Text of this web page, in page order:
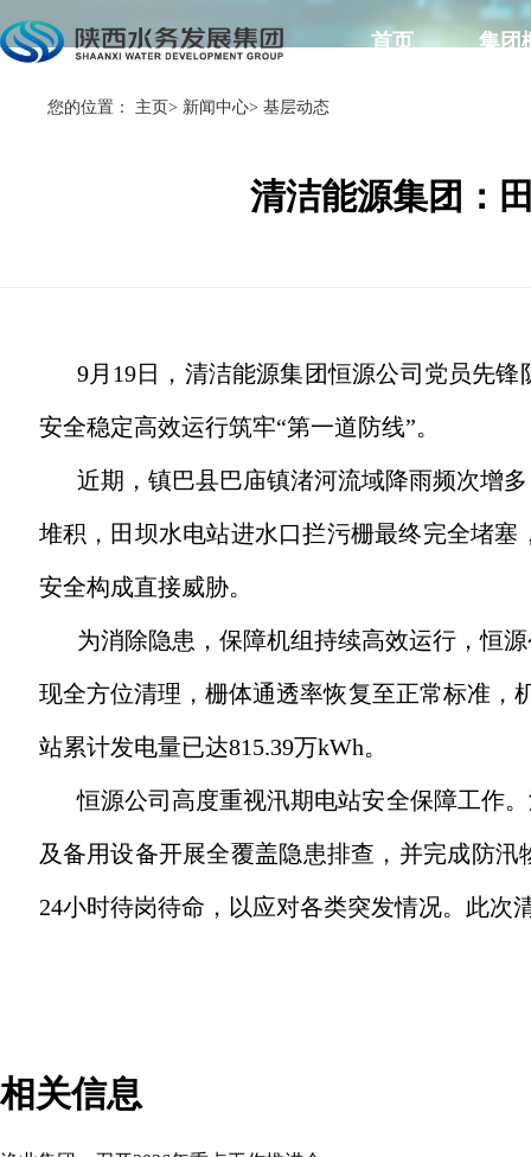
首页 集团
您的位置： 主页> 新闻中心> 基层动态
清洁能源集团：
9月19日，清洁能源集团恒源公司党员先
安全稳定高效运行筑牢“第一道防线”。
近期，镇巴县巴庙镇渚河流域降雨频次增
堆积，田坝水电站进水口拦污栅最终完全堵
安全构成直接威胁。
为消除隐患，保障机组持续高效运行，恒
现全方位清理，栅体通透率恢复至正常标准，
站累计发电量已达815.39万kWh。
恒源公司高度重视汛期电站安全保障工作
及备用设备开展全覆盖隐患排查，并完成防
24小时待岗待命，以应对各类突发情况。此
相关信息